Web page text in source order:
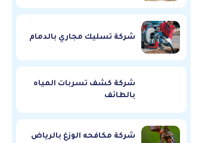
شركة تسليك مجاري بالدمام
شركة كشف تسربات المياه
بالطائف
شركة مكافحه الوزغ بالرياض